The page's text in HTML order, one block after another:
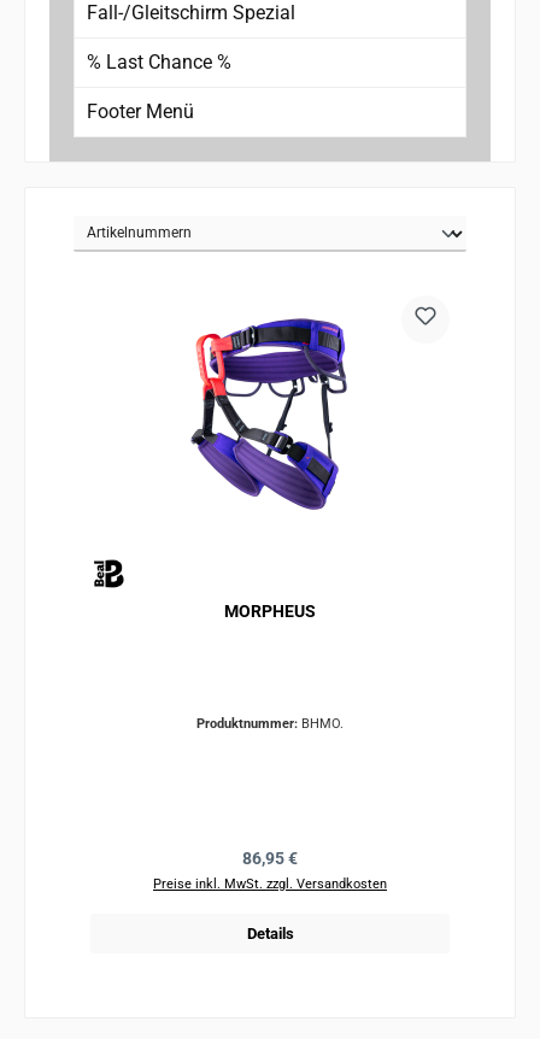
Fall-/Gleitschirm Spezial
% Last Chance %
Footer Menü
MORPHEUS
Produktnummer: BHMO.
Regulärer Preis:
86,95 €
Preise inkl. MwSt. zzgl. Versandkosten
Details